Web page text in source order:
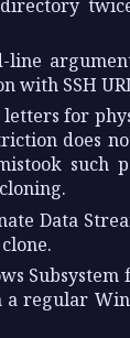
with SSH
for
does
such
Data
Subsystem
a regular